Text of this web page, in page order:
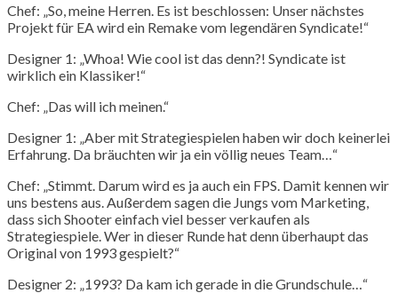
Chef: „So, meine Herren. Es ist beschlossen: Unser nächstes
Projekt für EA wird ein Remake vom legendären Syndicate!“
Designer 1: „Whoa! Wie cool ist das denn?! Syndicate ist
wirklich ein Klassiker!“
Chef: „Das will ich meinen.“
Designer 1: „Aber mit Strategiespielen haben wir doch keinerlei
Erfahrung. Da bräuchten wir ja ein völlig neues Team…“
Chef: „Stimmt. Darum wird es ja auch ein FPS. Damit kennen wir
uns bestens aus. Außerdem sagen die Jungs vom Marketing,
dass sich Shooter einfach viel besser verkaufen als
Strategiespiele. Wer in dieser Runde hat denn überhaupt das
Original von 1993 gespielt?“
Designer 2: „1993? Da kam ich gerade in die Grundschule…“